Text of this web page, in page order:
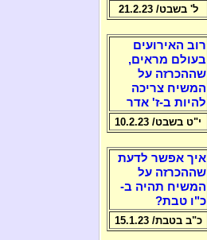
ל' בשבט/ 21.2.23
רוב האירועים
בעולם מראים,
שההכרזה על
המשיח צריכה
להיות ב-ז' אדר
י"ט בשבט/ 10.2.23
איך אפשר לדעת
שההכרזה על
המשיח תהיה ב-
כ"ו טבת?
כ"ב בטבת/ 15.1.23